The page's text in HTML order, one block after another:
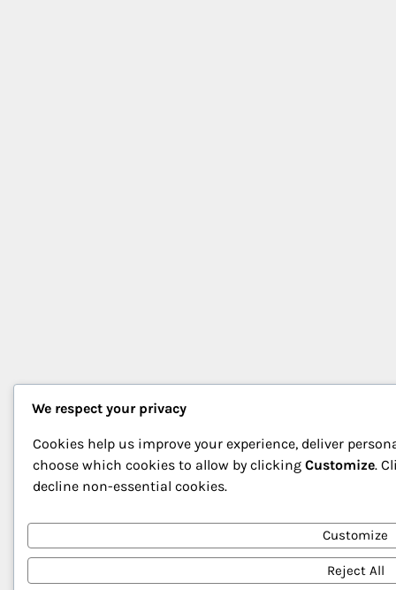
We respect your privacy
Cookies help us improve your experience, deliver
choose which cookies to allow by clicking Customize.
decline non-essential cookies.
Customize
Reject All